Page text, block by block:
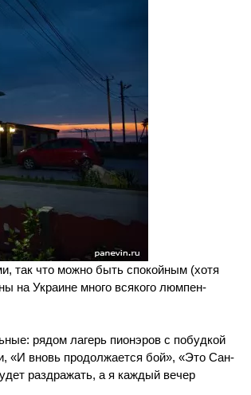
так что можно быть спокойным (хотя
на Украине много всякого люмпен-
рядом лагерь пионэров с побудкой
«И вновь продолжается бой», «Это Сан-
раздражать, а я каждый вечер